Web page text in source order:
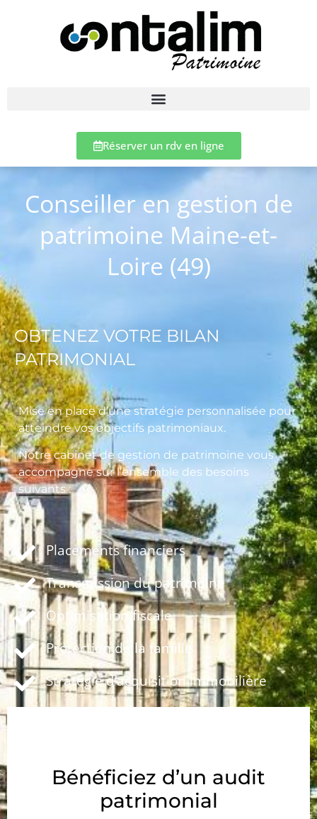
Réserver un rdv en ligne
Conseiller en gestion de
patrimoine Maine-et-
Loire (49)
OBTENEZ VOTRE BILAN
PATRIMONIAL
Mise en place d’une stratégie personnalisée pour
atteindre vos objectifs patrimoniaux.
Notre cabinet de gestion de patrimoine vous
accompagne sur l’ensemble des besoins
suivants :
Placements financiers
Transmission du patrimoine
Optimisation fiscale
Protection de la famille
Stratégie d’acquisition immobilière
Bénéficiez d’un audit
patrimonial